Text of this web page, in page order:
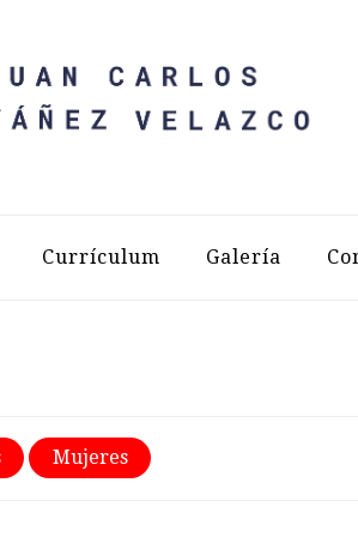
Currículum Galería
Mujeres